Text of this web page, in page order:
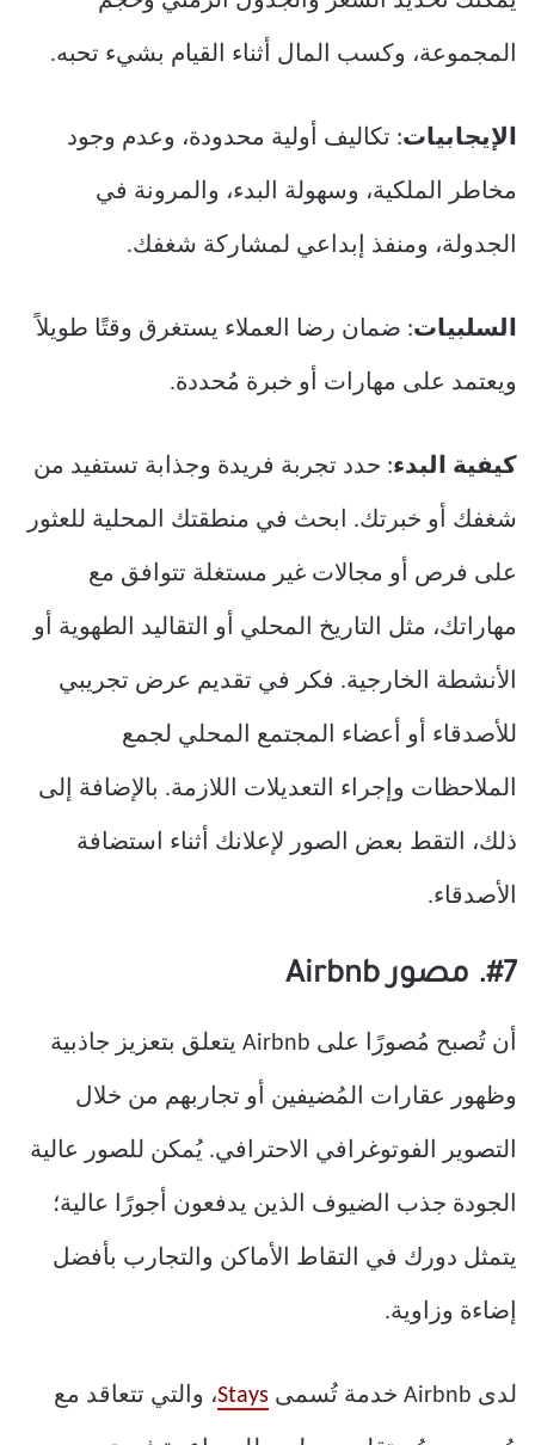
المجموعة، وكسب المال أثناء القيام بشيء تحبه.
الإيجابيات: تكاليف أولية محدودة، وعدم وجود
مخاطر الملكية، وسهولة البدء، والمرونة في
الجدولة، ومنفذ إبداعي لمشاركة شغفك.
السلبيات: ضمان رضا العملاء يستغرق وقتًا طويلاً
ويعتمد على مهارات أو خبرة مُحددة.
كيفية البدء: حدد تجربة فريدة وجذابة تستفيد من
شغفك أو خبرتك. ابحث في منطقتك المحلية للعثور
على فرص أو مجالات غير مستغلة تتوافق مع
مهاراتك، مثل التاريخ المحلي أو التقاليد الطهوية أو
الأنشطة الخارجية. فكر في تقديم عرض تجريبي
للأصدقاء أو أعضاء المجتمع المحلي لجمع
الملاحظات وإجراء التعديلات اللازمة. بالإضافة إلى
ذلك، التقط بعض الصور لإعلانك أثناء استضافة
الأصدقاء.
#7. مصور Airbnb
أن تُصبح مُصورًا على Airbnb يتعلق بتعزيز جاذبية
وظهور عقارات المُضيفين أو تجاربهم من خلال
التصوير الفوتوغرافي الاحترافي. يُمكن للصور عالية
الجودة جذب الضيوف الذين يدفعون أجورًا عالية؛
يتمثل دورك في التقاط الأماكن والتجارب بأفضل
إضاءة وزاوية.
لدى Airbnb خدمة تُسمى Stays، والتي تتعاقد مع